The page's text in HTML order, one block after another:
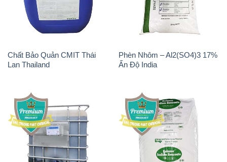
Chất Bảo Quản CMIT Thái
Lan Thailand
Phèn Nhôm – Al2(SO4)3 17%
Ấn Độ India